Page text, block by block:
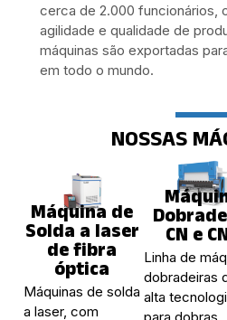
cerca de 2.000 funcionários,
agilidade e qualidade de
máquinas são exportadas
em todo o mundo.
NOSSAS
Máquina de
Solda a laser
de fibra
óptica
Máquinas de solda
a laser, com
CN e
Linha de
dobradeiras
alta
para dobras